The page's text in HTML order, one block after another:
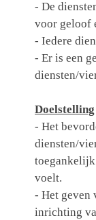
- De
voor geloof
- Iedere
- Er is een
diensten/
Doelstelling
- Het
diensten/
voelt.
- Het geven
inrichting